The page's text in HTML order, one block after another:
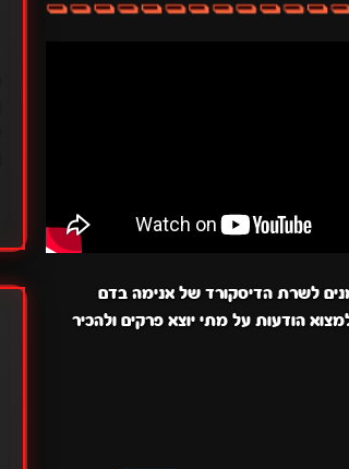
לשרת הדיסקורד של אנימה בדם
הודעות על מתי יוצא פרקים ולהכיר